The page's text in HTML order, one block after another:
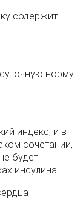
содержит
норму
индекс, и в
сочетании,
будет
инсулина.